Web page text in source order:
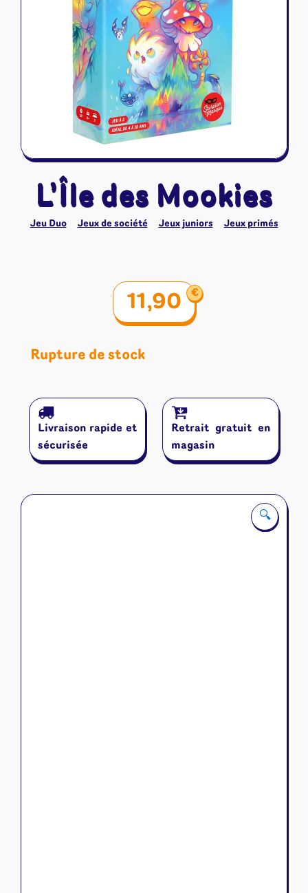
Naruto Mythos
Autres
Tapis de jeu
🔍
L’Île des Mookies
Jeu Duo Jeux de société Jeux juniors Jeux primés
11,90 €
Rupture de stock
Livraison rapide et
sécurisée
Retrait gratuit en
magasin